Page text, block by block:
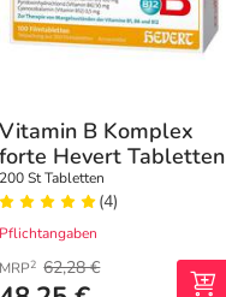
Vitamin B Komplex
forte Hevert Tabletten
200 St Tabletten
(4)
Pflichtangaben
MRP2 62,28 €